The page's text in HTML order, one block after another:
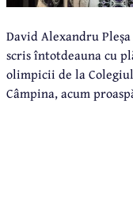
David Alexandru
scris întotdeauna cu
olimpicii de la
Câmpina, acum